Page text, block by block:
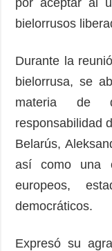
bielorrusos
Durante la
bielorrusa, se
materia de
responsabilidad
Belarús,
así como una
europeos,
democráticos.
Expresó su